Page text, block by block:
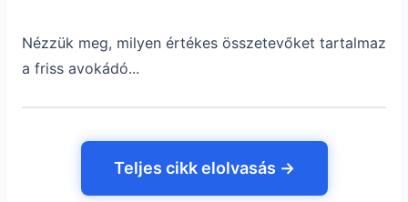
Nézzük meg, milyen értékes összetevőket tartalmaz
a friss avokádó...
Teljes cikk elolvasás →